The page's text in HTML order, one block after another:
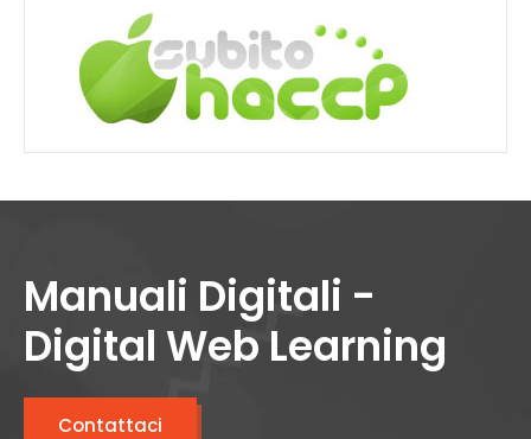
Manuali Digitali -
Digital Web Learning
Contattaci